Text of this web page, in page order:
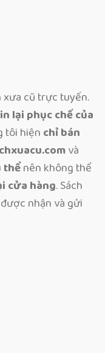
xưa cũ trực tuyến.
lại phục chế của
tôi hiện chỉ bán
và
thểnên không thể
cửa hàng. Sách
nhận và gửi